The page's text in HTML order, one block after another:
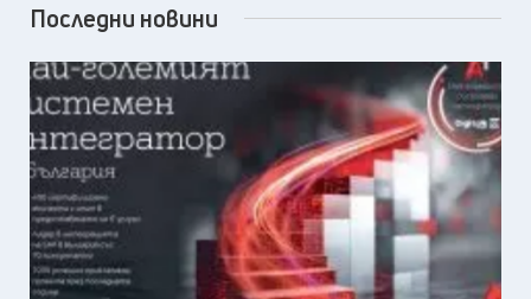
Последни новини